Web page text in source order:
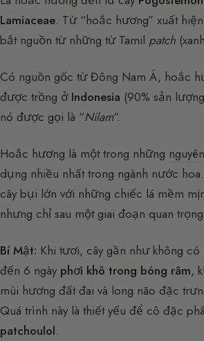
Lamiaceae. Từ “hoắc hương” xuất
bắt nguồn từ những từ Tamil patch
Có nguồn gốc từ Đông Nam Á, hoắc
được trồng ở Indonesia (90% sản
nó được gọi là “Nilam“.
Hoắc hương là một trong những
dụng nhiều nhất trong ngành nước
cây bụi lớn với những chiếc lá mềm
nhưng chỉ sau một giai đoạn quan
Bí Mật: Khi tươi, cây gần như không có
đến 6 ngày phơi khô trong bóng râm,
mùi hương đất đai và long não đặc
Quá trình này là thiết yếu để cô đặc
patchoulol.